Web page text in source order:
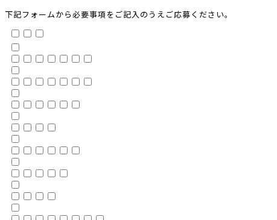
下記フォームから必要事項をご記入のうえご応募ください。